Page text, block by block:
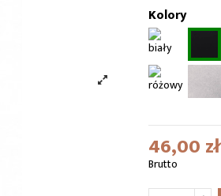
Kolory
46,00 zł
Brutto